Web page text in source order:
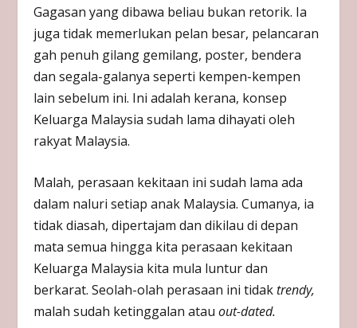
Gagasan yang dibawa beliau bukan retorik. Ia
juga tidak memerlukan pelan besar, pelancaran
gah penuh gilang gemilang, poster, bendera
dan segala-galanya seperti kempen-kempen
lain sebelum ini. Ini adalah kerana, konsep
Keluarga Malaysia sudah lama dihayati oleh
rakyat Malaysia.
Malah, perasaan kekitaan ini sudah lama ada
dalam naluri setiap anak Malaysia. Cumanya, ia
tidak diasah, dipertajam dan dikilau di depan
mata semua hingga kita perasaan kekitaan
Keluarga Malaysia kita mula luntur dan
berkarat. Seolah-olah perasaan ini tidaktrendy,
malah sudah ketinggalan atauout-dated.